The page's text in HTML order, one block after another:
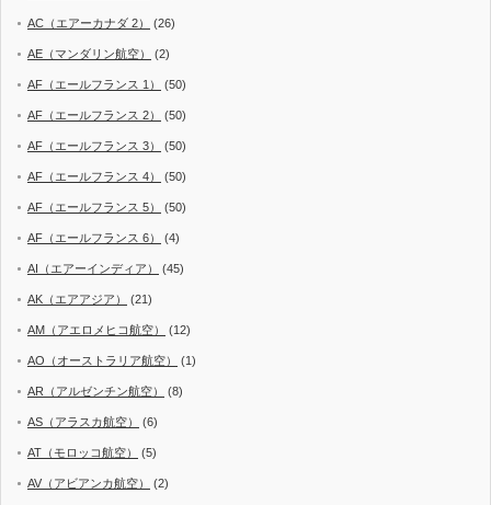
AC（エアーカナダ 2） (26)
AE（マンダリン航空） (2)
AF（エールフランス 1） (50)
AF（エールフランス 2） (50)
AF（エールフランス 3） (50)
AF（エールフランス 4） (50)
AF（エールフランス 5） (50)
AF（エールフランス 6） (4)
AI（エアーインディア） (45)
AK（エアアジア） (21)
AM（アエロメヒコ航空） (12)
AO（オーストラリア航空） (1)
AR（アルゼンチン航空） (8)
AS（アラスカ航空） (6)
AT（モロッコ航空） (5)
AV（アビアンカ航空） (2)